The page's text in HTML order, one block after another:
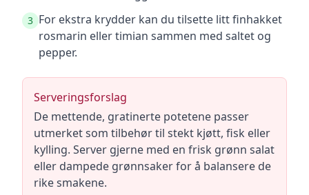
3 For ekstra krydder kan du tilsette litt finhakket
rosmarin eller timian sammen med saltet og
pepper.
Serveringsforslag
De mettende, gratinerte potetene passer
utmerket som tilbehør til stekt kjøtt, fisk eller
kylling. Server gjerne med en frisk grønn salat
eller dampede grønnsaker for å balansere de
rike smakene.